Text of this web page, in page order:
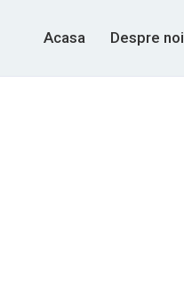
Acasa Despre noi